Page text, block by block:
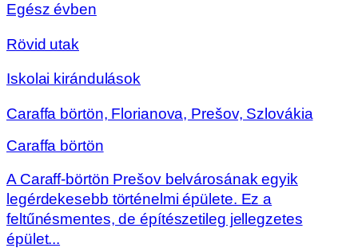
Egész évben
Rövid utak
Iskolai kirándulások
Caraffa börtön, Florianova, Prešov, Szlovákia
Caraffa börtön
A Caraff-börtön Prešov belvárosának egyik
legérdekesebb történelmi épülete. Ez a
feltűnésmentes, de építészetileg jellegzetes
épület...